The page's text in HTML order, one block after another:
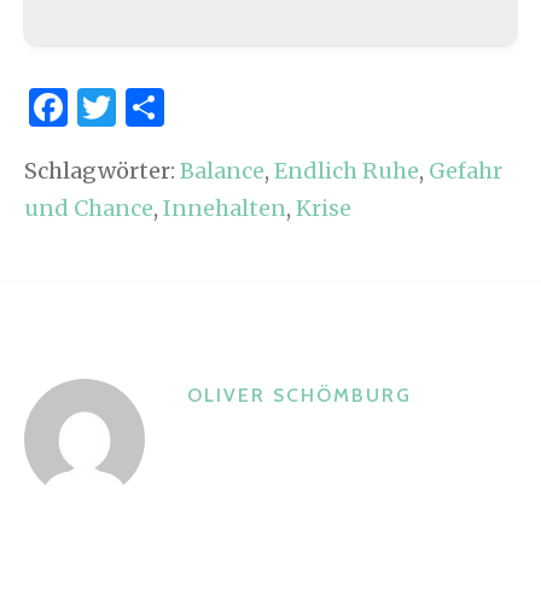
F
c
e
k
T
it
te
ar
e
Schlagwörter: Balance, Endlich Ruhe, Gefahr
und Chance, Innehalten, Krise
OLIVER SCHÖMBURG